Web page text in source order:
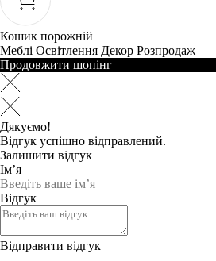
Кошик порожній
Меблі Освітлення Декор Розпродаж
Продовжити шопінг
Дякуємо!
Відгук успішно відправлений.
Залишити відгук
Ім’я
Відгук
Відправити відгук